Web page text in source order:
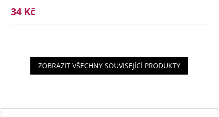
34 Kč
ZOBRAZIT VŠECHNY SOUVISEJÍCÍ PRODUKTY